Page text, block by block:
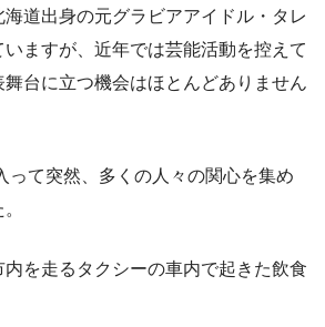
道出身の元グラビアアイドル・タレ
ますが、近年では芸能活動を控えて
台に立つ機会はほとんどありません
って突然、多くの人々の関心を集め
を走るタクシーの車内で起きた飲食